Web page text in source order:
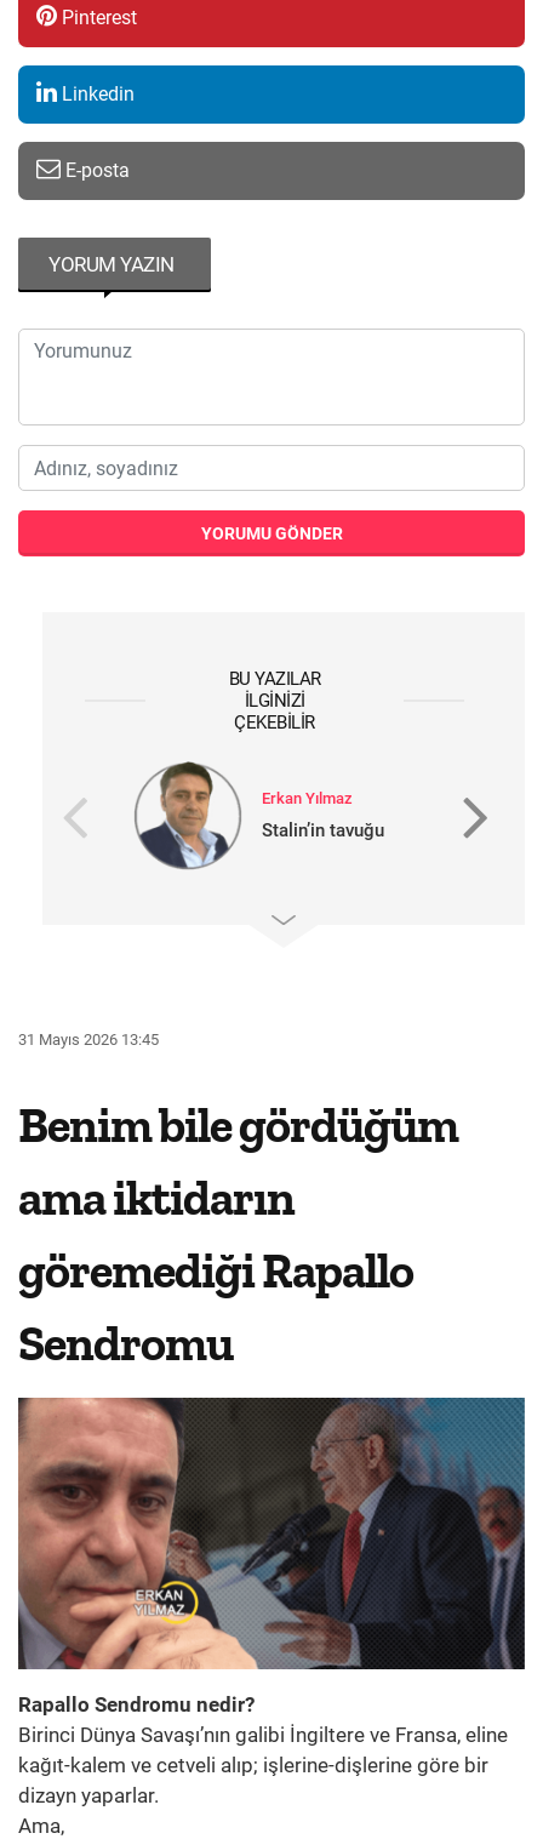
Pinterest
Linkedin
E-posta
YORUM YAZIN
YORUMU GÖNDER
BU YAZILAR
İLGINIZI
ÇEKEBILIR
Erkan Yılmaz
Stalin’in tavuğu
31 Mayıs 2026 13:45
Benim bile gördüğüm
ama iktidarın
göremediği Rapallo
Sendromu
Rapallo Sendromu nedir?
Birinci Dünya Savaşı’nın galibi İngiltere ve Fransa, eline
kağıt-kalem ve cetveli alıp; işlerine-dişlerine göre bir
dizayn yaparlar.
Ama,